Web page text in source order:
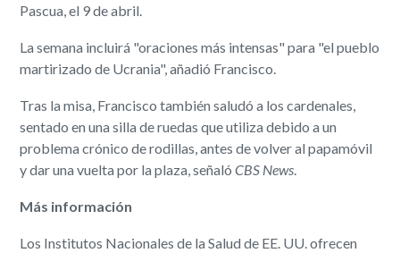
Pascua, el 9 de abril.
La semana incluirá "oraciones más intensas" para "el pueblo
martirizado de Ucrania", añadió Francisco.
Tras la misa, Francisco también saludó a los cardenales,
sentado en una silla de ruedas que utiliza debido a un
problema crónico de rodillas, antes de volver al papamóvil
y dar una vuelta por la plaza, señalóCBS News.
Más información
Los Institutos Nacionales de la Salud de EE. UU. ofrecen